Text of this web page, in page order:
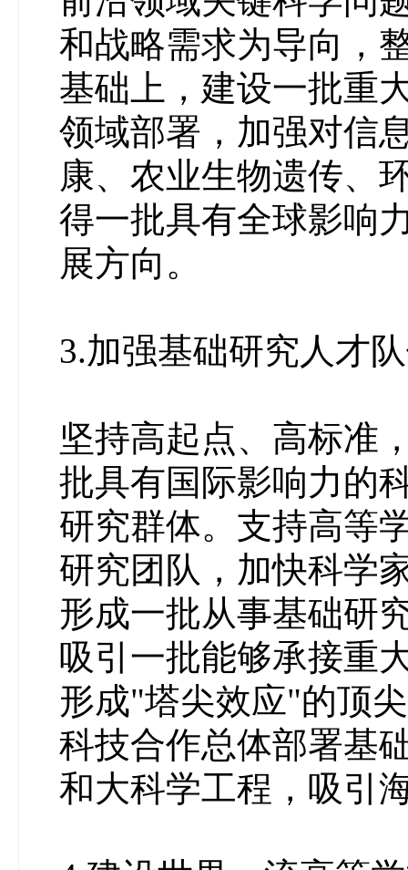
和战略需求为导向，
基础上，建设一批重
领域部署，加强对信
康、农业生物遗传、
得一批具有全球影响
展方向。
3.加强基础研究人才
坚持高起点、高标准
批具有国际影响力的
研究群体。支持高等
研究团队，加快科学
形成一批从事基础研
吸引一批能够承接重
形成"塔尖效应"的顶
科技合作总体部署基
和大科学工程，吸引